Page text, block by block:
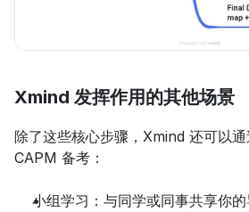
Xmind 发挥作用的其他场景
除了这些核心步骤，Xmind 还可以
CAPM 备考：
小组学习：与同学或同事共享你